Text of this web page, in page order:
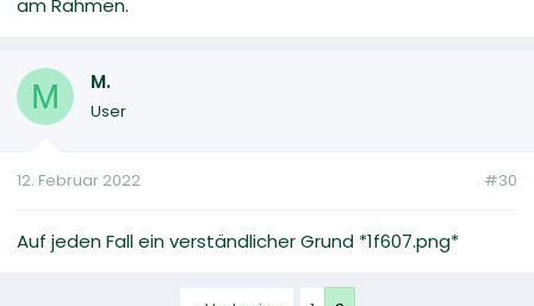
am Rahmen.
M M.
User
12. Februar 2022 #30
Auf jeden Fall ein verständlicher Grund *1f607.png*